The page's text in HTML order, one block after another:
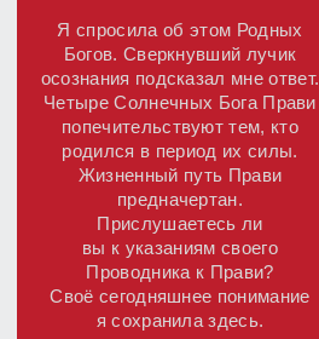
Я спросила об этом Родных
Богов. Сверкнувший лучик
осознания подсказал мне ответ.
Четыре Солнечных Бога Прави
попечительствуют тем, кто
родился в период их силы.
Жизненный путь Прави
предначертан.
Прислушаетесь ли
вы к указаниям своего
Проводника к Прави?
Своё сегодняшнее понимание
я сохранила здесь.